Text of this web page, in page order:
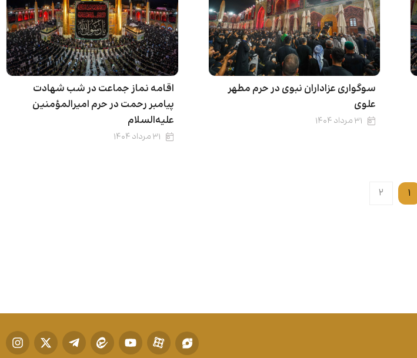
سوگواری عزاداران نبوی در حرم مطهر
علوی
۳۱ مرداد ۱۴۰۴
اقامه نماز جماعت در شب شهادت
پیامبر رحمت در حرم امیرالمؤمنین
علیه‌السلام
۳۱ مرداد ۱۴۰۴
۱ ۲